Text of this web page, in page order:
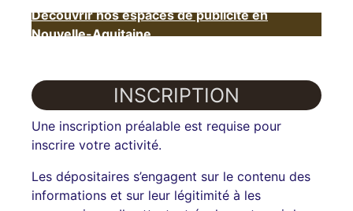
Découvrir nos espaces de publicité en
Nouvelle-Aquitaine
INSCRIPTION
Une inscription préalable est requise pour
inscrire votre activité.
Les dépositaires s’engagent sur le contenu des
informations et sur leur légitimité à les